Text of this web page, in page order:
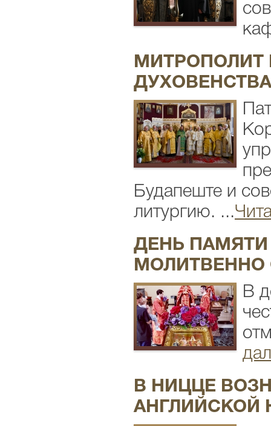
МИТРОПОЛИТ
Будапеште и
литургию. ...
ДЕНЬ ПАМЯТИ
В
В НИЦЦЕ
АНГЛИЙСКОЙ